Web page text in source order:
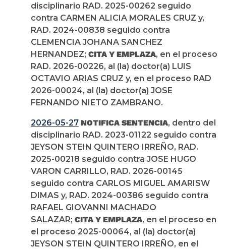
disciplinario RAD. 2025-00262 seguido
contra CARMEN ALICIA MORALES CRUZ y,
RAD. 2024-00838 seguido contra
CLEMENCIA JOHANA SANCHEZ
HERNANDEZ; CITA Y EMPLAZA, en el proceso
RAD. 2026-00226, al (la) doctor(a) LUIS
OCTAVIO ARIAS CRUZ y, en el proceso RAD
2026-00024, al (la) doctor(a) JOSE
FERNANDO NIETO ZAMBRANO.
2026-05-27 NOTIFICA SENTENCIA, dentro del
disciplinario RAD. 2023-01122 seguido contra
JEYSON STEIN QUINTERO IRREÑO, RAD.
2025-00218 seguido contra JOSE HUGO
VARON CARRILLO, RAD. 2026-00145
seguido contra CARLOS MIGUEL AMARISW
DIMAS y, RAD. 2024-00386 seguido contra
RAFAEL GIOVANNI MACHADO
SALAZAR; CITA Y EMPLAZA, en el proceso en
el proceso 2025-00064, al (la) doctor(a)
JEYSON STEIN QUINTERO IRREÑO, en el